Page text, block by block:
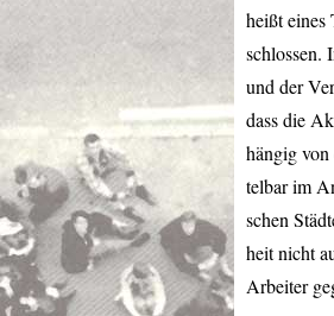
heißt eines
schlossen.
und der
dass die
hängig
telbar im
schen
heit nicht
Arbeiter